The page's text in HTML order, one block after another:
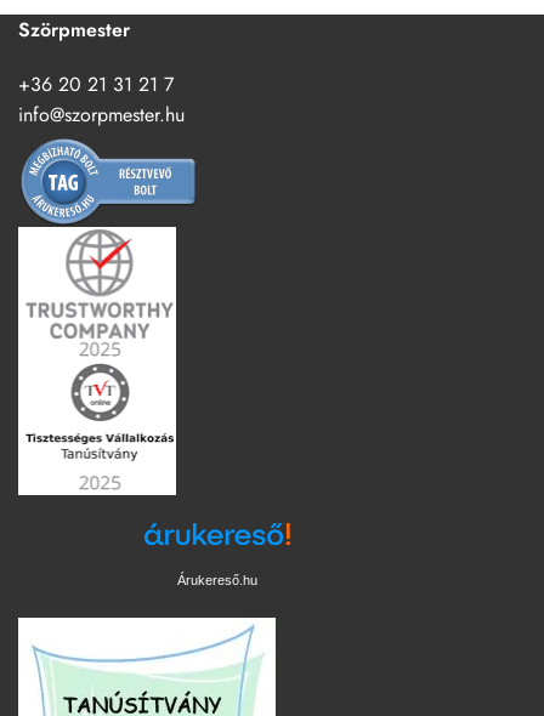
Szörpmester
+36 20 21 31 21 7
info@szorpmester.hu
Árukereső.hu